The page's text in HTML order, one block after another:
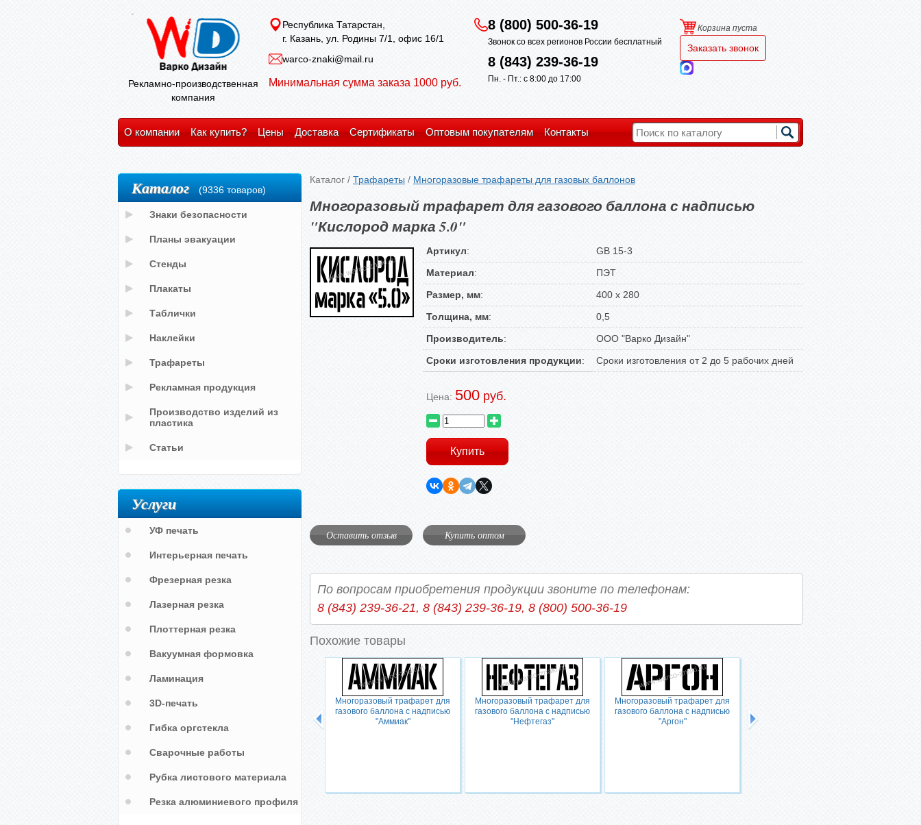
Рекламно-производственная
компания
Республика Татарстан,
г. Казань, ул. Родины 7/1, офис 16/1
warco-znaki@mail.ru
Минимальная сумма заказа 1000 руб.
8 (800) 500-36-19
Звонок со всех регионов России бесплатный
8 (843) 239-36-19
Пн. - Пт.: с 8:00 до 17:00
Корзина пуста
Заказать звонок
О компании Как купить? Цены Доставка Сертификаты Оптовым покупателям Контакты
Каталог / Трафареты / Многоразовые трафареты для газовых баллонов
Многоразовый трафарет для газового баллона с надписью
"Кислород марка 5.0"
Артикул:
GB 15-3
Материал:
ПЭТ
Размер, мм:
400 x 280
Толщина, мм:
0,5
Производитель:
ООО "Варко Дизайн"
Сроки изготовления продукции: Сроки изготовления от 2 до 5 рабочих дней
Цена: 500 руб.
Оставить отзыв Купить оптом
По вопросам приобретения продукции звоните по телефонам:
8 (843) 239-36-21, 8 (843) 239-36-19, 8 (800) 500-36-19
Похожие товары
Трафарет с надписью "Ран-газ"
Трафарет с надписью на баллон
Многоразовый трафарет для
газового баллона с надписью
"Аммиак"
Многоразовый трафарет для
газового баллона с надписью
"Нефтегаз"
Многоразовый трафарет для
газового баллона с надписью
"Аргон"
Каталог (9336 товаров)
Знаки безопасности
Планы эвакуации
Стенды
Плакаты
Таблички
Наклейки
Трафареты
Рекламная продукция
Производство изделий из
пластика
Статьи
Услуги
УФ печать
Интерьерная печать
Фрезерная резка
Лазерная резка
Плоттерная резка
Вакуумная формовка
Ламинация
3D-печать
Гибка оргстекла
Сварочные работы
Рубка листового материала
Резка алюминиевого профиля